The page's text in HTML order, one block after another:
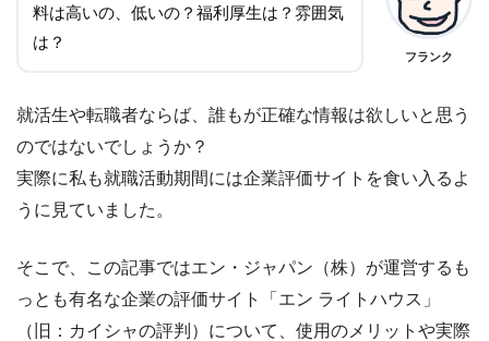
料は高いの、低いの？福利厚生は？雰囲気
は？
フランク
就活生や転職者ならば、誰もが正確な情報は欲しいと思う
のではないでしょうか？
実際に私も就職活動期間には企業評価サイトを食い入るよ
うに見ていました。
そこで、この記事ではエン・ジャパン（株）が運営するも
っとも有名な企業の評価サイト「エン ライトハウス」
（旧：カイシャの評判）について、使用のメリットや実際